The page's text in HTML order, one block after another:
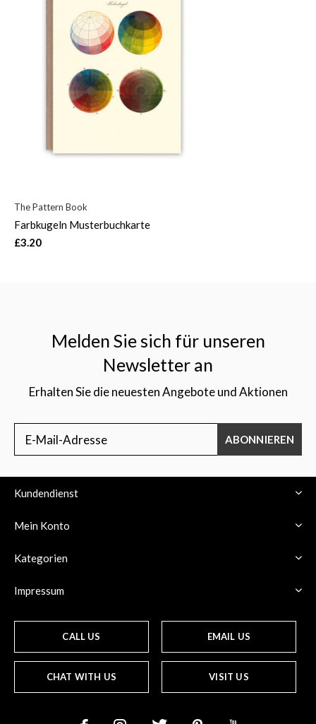
The Pattern Book
Farbkugeln Musterbuchkarte
£3.20
Melden Sie sich für unseren
Newsletter an
Erhalten Sie die neuesten Angebote und Aktionen
ABONNIEREN
Kundendienst
Mein Konto
Kategorien
Impressum
CALL US EMAIL US
CHAT WITH US VISIT US